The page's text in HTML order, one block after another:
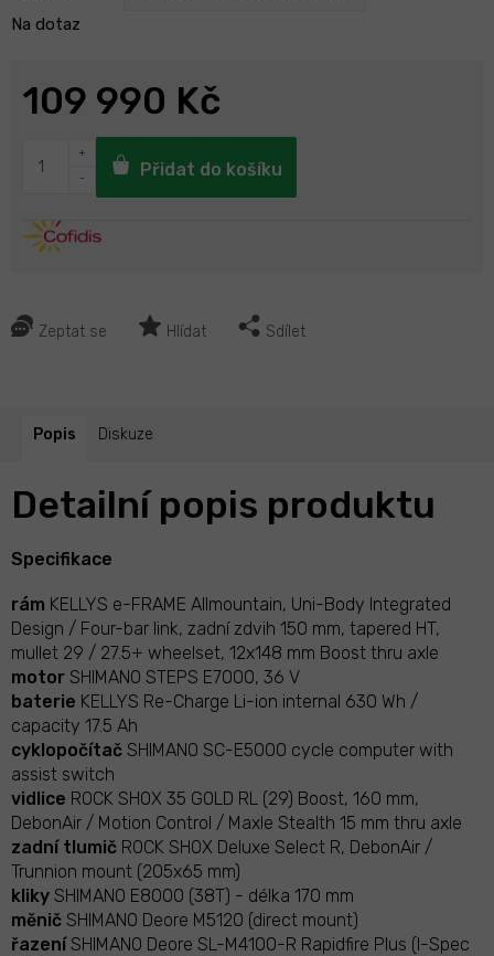
Na dotaz
Zeptat se Hlídat Sdílet
109 990 Kč
Přidat do košíku
Popis Diskuze
Detailní popis produktu
Specifikace
rám KELLYS e-FRAME Allmountain, Uni-Body Integrated
Design / Four-bar link, zadní zdvih 150 mm, tapered HT,
mullet 29 / 27.5+ wheelset, 12x148 mm Boost thru axle
motor SHIMANO STEPS E7000, 36 V
baterie KELLYS Re-Charge Li-ion internal 630 Wh /
capacity 17.5 Ah
cyklopočítač SHIMANO SC-E5000 cycle computer with
assist switch
vidlice ROCK SHOX 35 GOLD RL (29) Boost, 160 mm,
DebonAir / Motion Control / Maxle Stealth 15 mm thru axle
zadní tlumič ROCK SHOX Deluxe Select R, DebonAir /
Trunnion mount (205x65 mm)
kliky SHIMANO E8000 (38T) - délka 170 mm
měnič SHIMANO Deore M5120 (direct mount)
řazeníSHIMANO Deore SL-M4100-R Rapidfire Plus (I-Spec